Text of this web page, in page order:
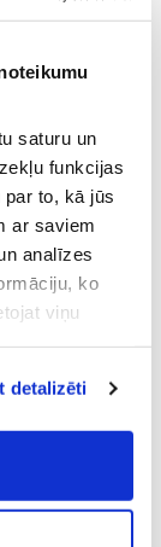
saturu un
funkcijas
to, kā jūs
ar saviem
analīzes
ko
viņu
detalizēti